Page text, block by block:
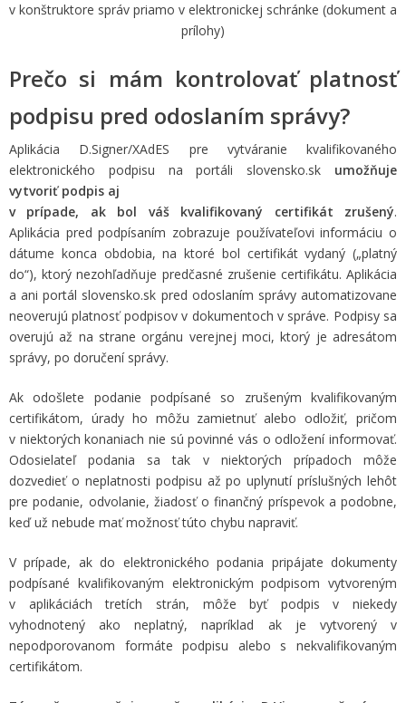
v konštruktore správ priamo v elektronickej schránke (dokument a
prílohy)
Prečo si mám kontrolovať platnosť
podpisu pred odoslaním správy?
Aplikácia D.Signer/XAdES pre vytváranie kvalifikovaného
elektronického podpisu na portáli slovensko.sk umožňuje
vytvoriť podpis aj
v prípade, ak bol váš kvalifikovaný certifikát zrušený.
Aplikácia pred podpísaním zobrazuje používateľovi informáciu o
dátume konca obdobia, na ktoré bol certifikát vydaný („platný
do“), ktorý nezohľadňuje predčasné zrušenie certifikátu. Aplikácia
a ani portál slovensko.sk pred odoslaním správy automatizovane
neoverujú platnosť podpisov v dokumentoch v správe. Podpisy sa
overujú až na strane orgánu verejnej moci, ktorý je adresátom
správy, po doručení správy.
Ak odošlete podanie podpísané so zrušeným kvalifikovaným
certifikátom, úrady ho môžu zamietnuť alebo odložiť, pričom
v niektorých konaniach nie sú povinné vás o odložení informovať.
Odosielateľ podania sa tak v niektorých prípadoch môže
dozvedieť o neplatnosti podpisu až po uplynutí príslušných lehôt
pre podanie, odvolanie, žiadosť o finančný príspevok a podobne,
keď už nebude mať možnosť túto chybu napraviť.
V prípade, ak do elektronického podania pripájate dokumenty
podpísané kvalifikovaným elektronickým podpisom vytvoreným
v aplikáciách tretích strán, môže byť podpis v niekedy
vyhodnotený ako neplatný, napríklad ak je vytvorený v
nepodporovanom formáte podpisu alebo s nekvalifikovaným
certifikátom.